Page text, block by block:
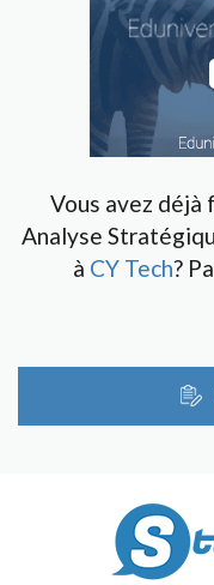
Vous avez
Analyse
à CY Tech?